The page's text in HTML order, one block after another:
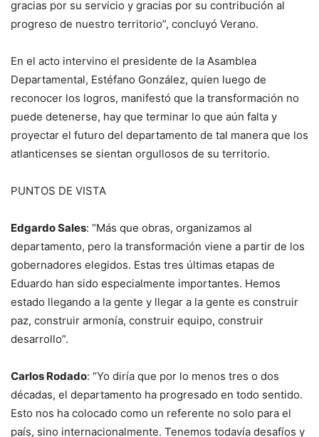
gracias por su servicio y gracias por su contribución al
progreso de nuestro territorio”, concluyó Verano.
En el acto intervino el presidente de la Asamblea
Departamental, Estéfano González, quien luego de
reconocer los logros, manifestó que la transformación no
puede detenerse, hay que terminar lo que aún falta y
proyectar el futuro del departamento de tal manera que los
atlanticenses se sientan orgullosos de su territorio.
PUNTOS DE VISTA
Edgardo Sales: “Más que obras, organizamos al
departamento, pero la transformación viene a partir de los
gobernadores elegidos. Estas tres últimas etapas de
Eduardo han sido especialmente importantes. Hemos
estado llegando a la gente y llegar a la gente es construir
paz, construir armonía, construir equipo, construir
desarrollo”.
Carlos Rodado: “Yo diría que por lo menos tres o dos
décadas, el departamento ha progresado en todo sentido.
Esto nos ha colocado como un referente no solo para el
país, sino internacionalmente. Tenemos todavía desafíos y